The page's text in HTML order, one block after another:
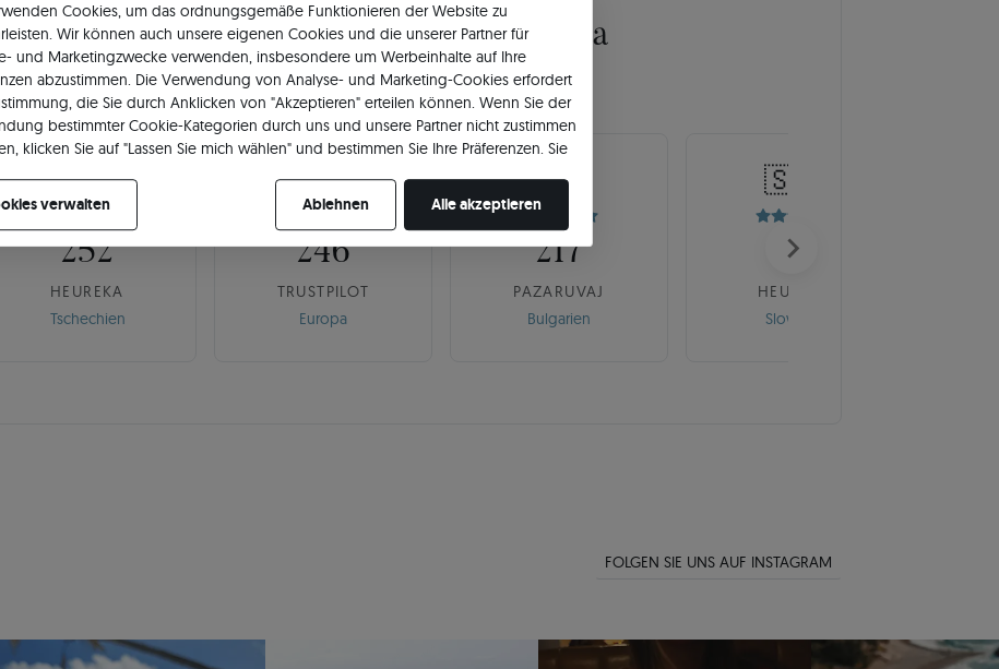
11 4845★-Bewertungen in ganz Europa
GEPRÜFTE BEWERTUNGEN UNSERER KUNDEN
🇨🇿
252
HEUREKA
Tschechien
🌍
246
TRUSTPILOT
Europa
🇧🇬
217
PAZARUVAJ
Bulgarien
🇸🇰
175
HEUREKA
Slowakei
FOLGEN SIE UNS AUF INSTAGRAM
Cookies, um das ordnungsgemäße Funktionieren der Website zu
Wir können auch unsere eigenen Cookies und die unserer Partner für
und Marketingzwecke verwenden, insbesondere um Werbeinhalte auf Ihre
abzustimmen. Die Verwendung von Analyse- und Marketing-Cookies erfordert
die Sie durch Anklicken von "Akzeptieren" erteilen können. Wenn Sie der
bestimmter Cookie-Kategorien durch uns und unsere Partner nicht zustimmen
klicken Sie auf "Lassen Sie mich wählen" und bestimmen Sie Ihre Präferenzen. Sie
verwalten
Ablehnen Alle akzeptieren